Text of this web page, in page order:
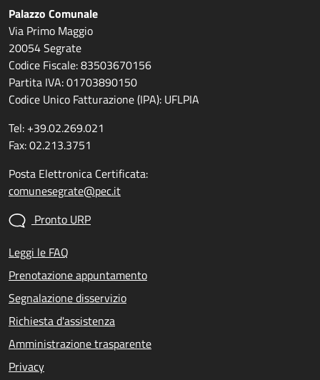
Palazzo Comunale
Via Primo Maggio
20054 Segrate
Codice Fiscale: 83503670156
Partita IVA: 01703890150
Codice Unico Fatturazione (IPA): UFLPIA
Tel: +39.02.269.021
Fax: 02.213.3751
Posta Elettronica Certificata:
comunesegrate@pec.it
Pronto URP
Leggi le FAQ
Prenotazione appuntamento
Segnalazione disservizio
Richiesta d'assistenza
Amministrazione trasparente
Privacy